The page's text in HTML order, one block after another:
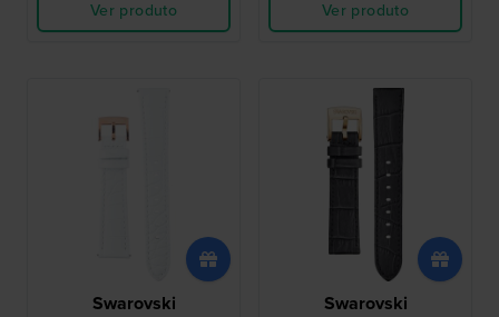
Ver produto Ver produto
Swarovski Swarovski